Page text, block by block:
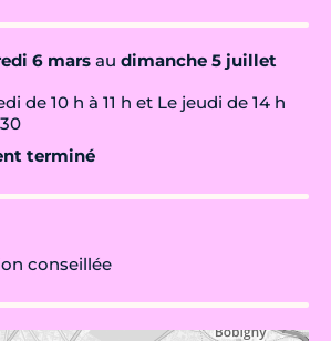
6 mars au dimanche 5 juillet
de 10 h à 11 h et Le jeudi de 14 h
terminé
conseillée